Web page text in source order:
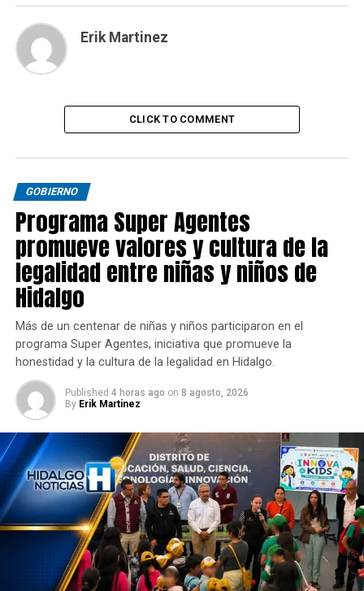
Erik Martinez
CLICK TO COMMENT
GOBIERNO
Programa Super Agentes
promueve valores y cultura de la
legalidad entre niñas y niños de
Hidalgo
Más de un centenar de niñas y niños participaron en el
programa Super Agentes, iniciativa que promueve la
honestidad y la cultura de la legalidad en Hidalgo.
Published 4 horas ago on 8 agosto, 2026
By Erik Martinez